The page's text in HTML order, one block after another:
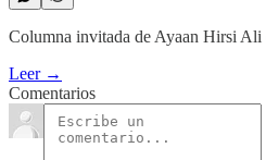
Columna invitada de Ayaan Hirsi Ali
Leer →
Comentarios